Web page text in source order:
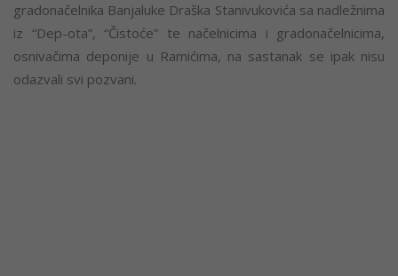
gradonačelnika Banjaluke Draška Stanivukovića sa nadležnima
iz “Dep-ota”, “Čistoće” te načelnicima i gradonačelnicima,
osnivačima deponije u Ramićima, na sastanak se ipak nisu
odazvali svi pozvani.